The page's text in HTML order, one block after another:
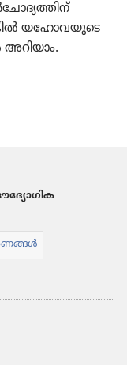
യഹോ​വ​യു​ടെ